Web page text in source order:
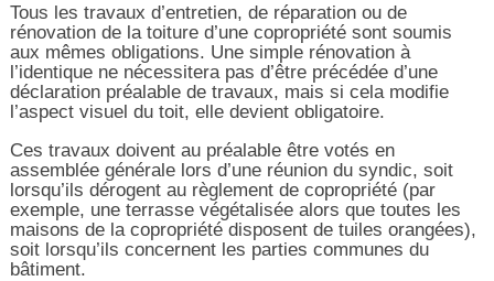
Tous les travaux d’entretien, de réparation ou de
rénovation de la toiture d’une copropriété sont soumis
aux mêmes obligations. Une simple rénovation à
l’identique ne nécessitera pas d’être précédée d’une
déclaration préalable de travaux, mais si cela modifie
l’aspect visuel du toit, elle devient obligatoire.
Ces travaux doivent au préalable être votés en
assemblée générale lors d’une réunion du syndic, soit
lorsqu’ils dérogent au règlement de copropriété (par
exemple, une terrasse végétalisée alors que toutes les
maisons de la copropriété disposent de tuiles orangées),
soit lorsqu’ils concernent les parties communes du
bâtiment.